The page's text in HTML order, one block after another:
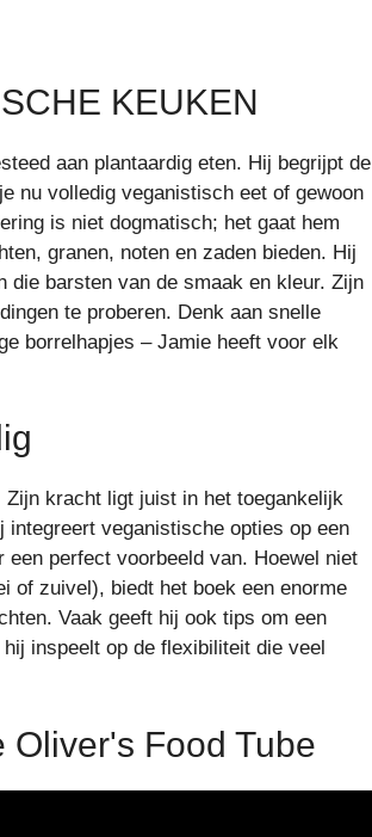
KEUKEN
aan plantaardig eten. Hij begrijpt de
nu volledig veganistisch eet of gewoon
is niet dogmatisch; het gaat hem
granen, noten en zaden bieden. Hij
die barsten van de smaak en kleur. Zijn
te proberen. Denk aan snelle
borrelhapjes – Jamie heeft voor elk
kracht ligt juist in het toegankelijk
veganistische opties op een
perfect voorbeeld van. Hoewel niet
of zuivel), biedt het boek een enorme
Vaak geeft hij ook tips om een
inspeelt op de flexibiliteit die veel
Oliver's Food Tube